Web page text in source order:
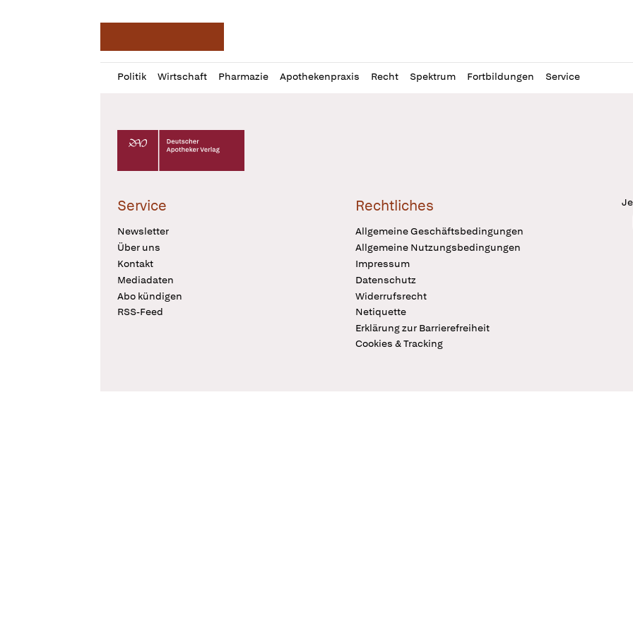
Politik Wirtschaft Pharmazie Apothekenpraxis Recht Spektrum Fortbildungen Service
Profil
öffnen
Daz
Pur
Deutscher Apotheker Verlag Logo
Service
Newsletter
Über uns
Kontakt
Mediadaten
Abo kündigen
RSS-Feed
Rechtliches
Allgemeine Geschäftsbedingungen
Allgemeine Nutzungsbedingungen
Impressum
Datenschutz
Widerrufsrecht
Netiquette
Erklärung zur Barrierefreiheit
Cookies & Tracking